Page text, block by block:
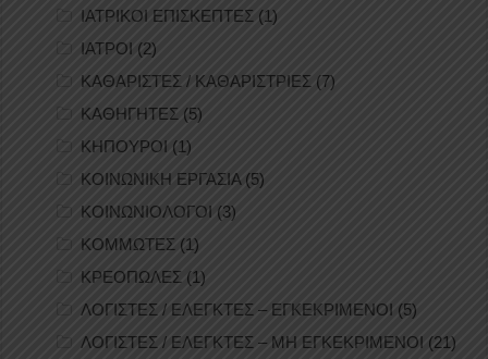
ΙΑΤΡΙΚΟΙ ΕΠΙΣΚΕΠΤΕΣ (1)
ΙΑΤΡΟΙ (2)
ΚΑΘΑΡΙΣΤΕΣ / ΚΑΘΑΡΙΣΤΡΙΕΣ (7)
ΚΑΘΗΓΗΤΕΣ (5)
ΚΗΠΟΥΡΟΙ (1)
ΚΟΙΝΩΝΙΚΗ ΕΡΓΑΣΙΑ(5)
ΚΟΙΝΩΝΙΟΛΟΓΟΙ (3)
ΚΟΜΜΩΤΕΣ (1)
ΚΡΕΟΠΩΛΕΣ (1)
ΛΟΓΙΣΤΕΣ / ΕΛΕΓΚΤΕΣ – ΕΓΚΕΚΡΙΜΕΝΟΙ (5)
ΛΟΓΙΣΤΕΣ / ΕΛΕΓΚΤΕΣ – ΜΗ ΕΓΚΕΚΡΙΜΕΝΟΙ (21)